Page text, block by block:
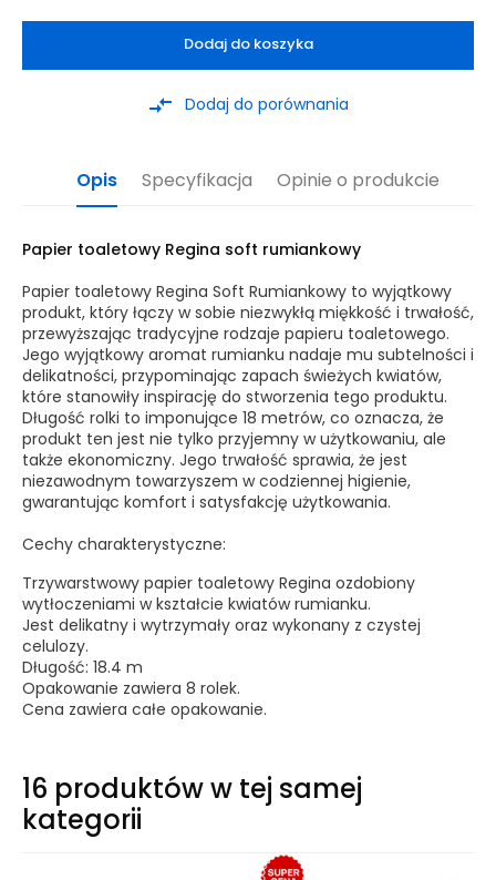
Dodaj do koszyka
compare_arrows Dodaj do porównania
Opis Specyfikacja Opinie o produkcie
Papier toaletowy Regina soft rumiankowy
Papier toaletowy Regina Soft Rumiankowy to wyjątkowy
produkt, który łączy w sobie niezwykłą miękkość i trwałość,
przewyższając tradycyjne rodzaje papieru toaletowego.
Jego wyjątkowy aromat rumianku nadaje mu subtelności i
delikatności, przypominając zapach świeżych kwiatów,
które stanowiły inspirację do stworzenia tego produktu.
Długość rolki to imponujące 18 metrów, co oznacza, że
produkt ten jest nie tylko przyjemny w użytkowaniu, ale
także ekonomiczny. Jego trwałość sprawia, że jest
niezawodnym towarzyszem w codziennej higienie,
gwarantując komfort i satysfakcję użytkowania.
Cechy charakterystyczne:
Trzywarstwowy papier toaletowy Regina ozdobiony
wytłoczeniami w kształcie kwiatów rumianku.
Jest delikatny i wytrzymały oraz wykonany z czystej
celulozy.
Długość: 18.4 m
Opakowanie zawiera 8 rolek.
Cena zawiera całe opakowanie.
16 produktów w tej samej
kategorii